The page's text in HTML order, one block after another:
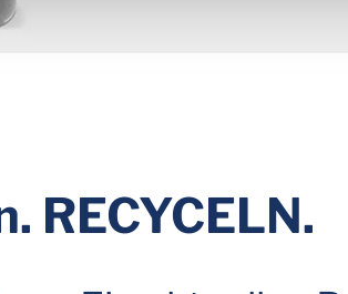
RECYCELN.